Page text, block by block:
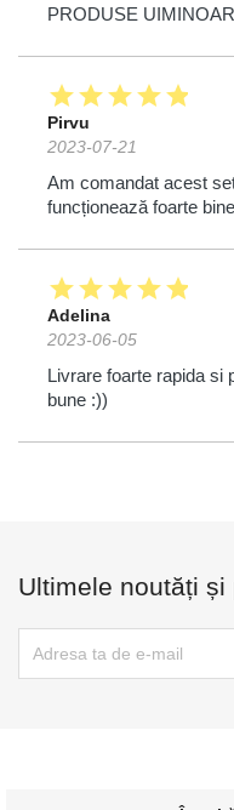
PRODUSE
starstarstarstarstar
Pirvu
2023-07-21
Am comandat acest
funcționează foarte
starstarstarstarstar
Adelina
2023-06-05
Livrare foarte rapida si
bune :))
Ultimele noutăți